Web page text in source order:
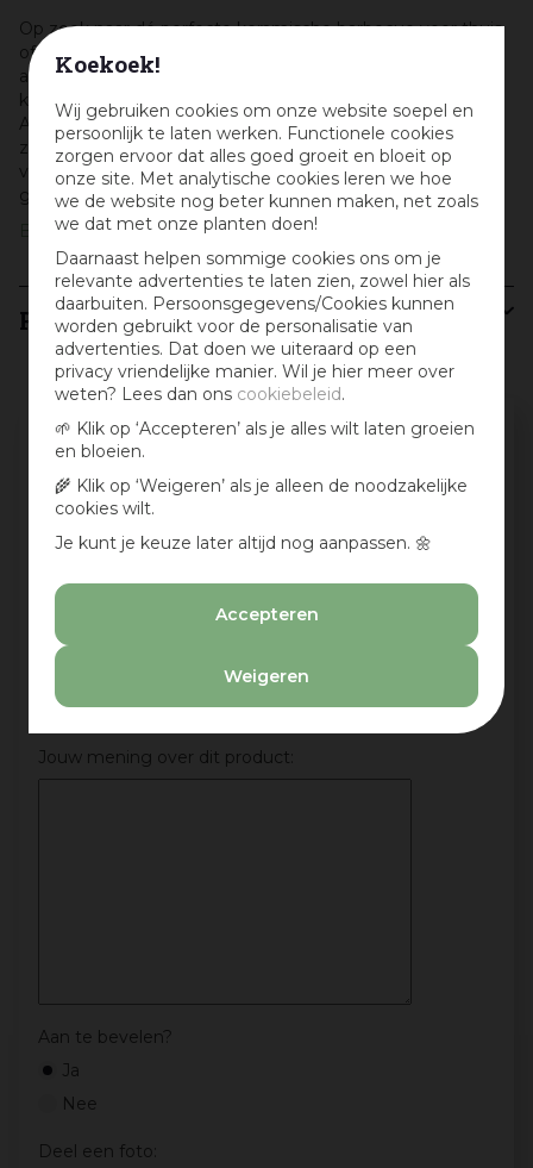
Koekoek!
Wij gebruiken cookies om onze website soepel en
persoonlijk te laten werken. Functionele cookies
zorgen ervoor dat alles goed groeit en bloeit op
onze site. Met analytische cookies leren we hoe
we de website nog beter kunnen maken, net zoals
we dat met onze planten doen!
Daarnaast helpen sommige cookies ons om je
relevante advertenties te laten zien, zowel hier als
daarbuiten. Persoonsgegevens/Cookies kunnen
worden gebruikt voor de personalisatie van
advertenties. Dat doen we uiteraard op een
privacy vriendelijke manier. Wil je hier meer over
weten? Lees dan ons cookiebeleid.
🌱 Klik op ‘Accepteren’ als je alles wilt laten groeien
en bloeien.
🌾 Klik op ‘Weigeren’ als je alleen de noodzakelijke
cookies wilt.
Je kunt je keuze later altijd nog aanpassen. 🌼
Accepteren
Weigeren
Op zoek naar dé perfecte keramische barbecue voor thuis
of in de keuken van je restaurant? Dan zal je van de
aankoop van een Big Green Egg absoluut geen spijt
krijgen! Woon je in Haarlem, Zaandam, Hoofddorp,
Amstelveen of ergens anders nabij Amsterdam? Kom dan
zeker eens langs bij tuincentrum Osdorp waar je het
volledige Big Green Egg assortiment zult vinden bij de
grootste barbecueshowroom van Nederland!
Big Green Egg
Recensies
Schrijf een review en win een cadeaubon
Deel jouw ervaringen met dit product en maak
Mijn ervaring in één zin:
Jouw mening over dit product:
Aan te bevelen?
Ja
Nee
Deel een foto: